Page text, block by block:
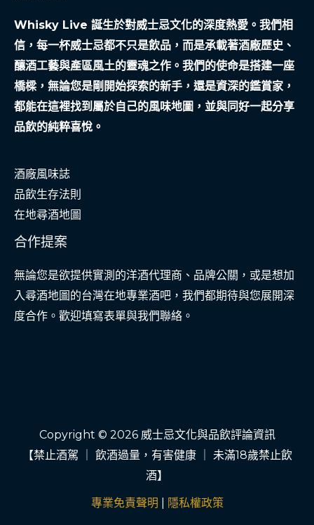
Whisky Live 誕生於對威士忌文化的深度熱愛。我們相
信，每一杯威士忌都不只是飲品，而是承載著酒廠歷史、
釀酒工藝與產區風土的靈魂之作。我們的使命是搭建一座
橋樑，無論您是剛開始探索的新手，還是資深的鑑賞家，
都能在這裡找到屬於自己的風味地圖，並與同好一起分享
品飲的純粹喜悅。
酒廠風味誌
品飲生存法則
在地尋酒地圖
合作提案
無論您是欲提供實測的洋酒代理商、品牌公關，或是想加
入尋酒地圖的台灣在地專業酒吧，我們都期待與您展開深
度合作。歡迎填寫表單與我們聯絡。
Copyright © 2026 威士忌文化與品飲評論資訊
【禁止酒駕 ｜ 飲酒過量，有害健康 ｜ 未滿18歲禁止飲
酒】
專業免責聲明 隱私權政策